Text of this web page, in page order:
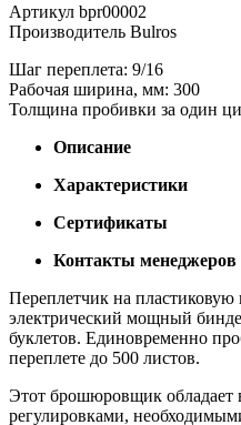
Артикул bpr00002
Производитель Bulros
Шаг переплета: 9/16
Рабочая ширина, мм: 300
Толщина пробивки за один
Описание
Характеристики
Сертификаты
Контакты менеджеров
Переплетчик на
электрический мощный
буклетов. Единовременно
переплете до 500 листов.
Этот брошюровщик обладает
регулировками,